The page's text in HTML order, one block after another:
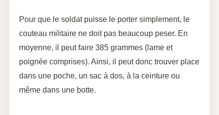
Pour que le soldat puisse le porter simplement, le
couteau militaire ne doit pas beaucoup peser. En
moyenne, il peut faire 385 grammes (lame et
poignée comprises). Ainsi, il peut donc trouver place
dans une poche, un sac à dos, à la ceinture ou
même dans une botte.